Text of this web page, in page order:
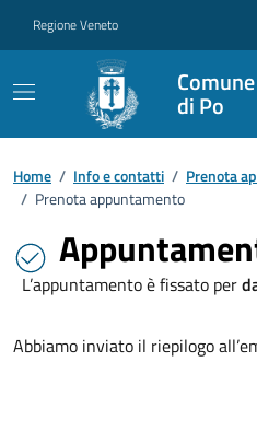
Regione Veneto
di Po
Home / Info e contatti / Prenota
/ Prenota appuntamento
L’appuntamento è fissato per
Abbiamo inviato il riepilogo